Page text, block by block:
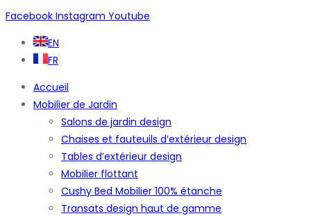
Facebook Instagram Youtube
EN
FR
Accueil
Mobilier de Jardin
Salons de jardin design
Chaises et fauteuils d’extérieur design
Tables d’extérieur design
Mobilier flottant
Cushy Bed Mobilier 100% étanche
Transats design haut de gamme